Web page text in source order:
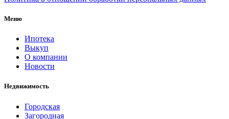
Меню
Ипотека
Выкуп
О компании
Новости
Недвижимость
Городская
Загородная